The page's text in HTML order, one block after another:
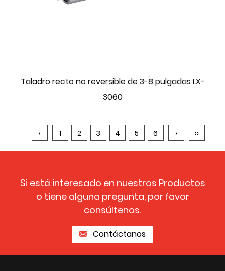
Taladro recto no reversible de 3-8 pulgadas LX-
3060
‹ 1 2 3 4 5 6 › ››
Si está interesado en nuestros Productos
o tiene alguna pregunta, por favor
consúltenos.
Contáctanos